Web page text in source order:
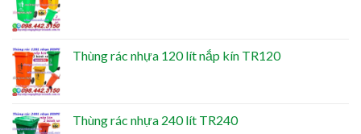
Thùng rác nhựa 120 lít nắp kín TR120
Thùng rác nhựa 240 lít TR240